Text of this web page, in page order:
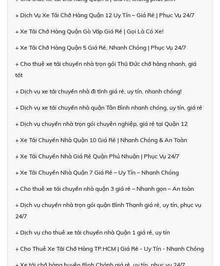
+ Dịch Vụ Xe Tải Chở Hàng Quận 12 Uy Tín – Giá Rẻ | Phục Vụ 24/7
+ Xe Tải Chở Hàng Quận Gò Vấp Giá Rẻ | Gọi Là Có Xe!
+ Xe Tải Chở Hàng Quận 5 Giá Rẻ, Nhanh Chóng | Phục Vụ 24/7
+ Cho thuê xe tải chuyển nhà trọn gói Thủ Đức chở hàng nhanh, giá
tốt
+ Dịch vụ xe tải chuyển nhà đi tỉnh giá rẻ, uy tín, nhanh chóng!
+ Dịch vụ xe tải chuyển nhà quận Tân Bình nhanh chóng, uy tín, giá rẻ
+ Dịch vụ chuyển nhà trọn gói chuyên nghiệp, giá rẻ tại Quận 12
+ Xe Tải Chuyển Nhà Quận 10 Giá Rẻ | Nhanh Chóng & An Toàn
+ Xe Tải Chuyển Nhà Giá Rẻ Quận Phú Nhuận | Phục Vụ 24/7
+ Xe Tải Chuyển Nhà Quận 7 Giá Rẻ – Uy Tín – Nhanh Chóng
+ Cho thuê xe tải chuyển nhà quận 3 giá rẻ – Nhanh gọn – An toàn
+ Dịch vụ chuyển nhà trọn gói quận Bình Thạnh giá rẻ, uy tín, phục vụ
24/7
+ Dịch vụ cho thuê xe tải chuyển nhà Quận 1 giá rẻ, uy tín
+ Cho Thuê Xe Tải Chở Hàng TP.HCM | Giá Rẻ - Uy Tín - Nhanh Chóng